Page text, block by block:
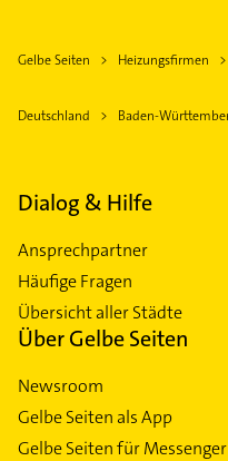
Gelbe Seiten Heizungsfirmen
Deutschland Baden-
Dialog & Hilfe
Ansprechpartner
Häufige Fragen
Übersicht aller Städte
Über Gelbe Seiten
Newsroom
Gelbe Seiten als App
Gelbe Seiten für Messenger